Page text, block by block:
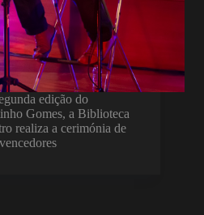
edição do
Gomes, a Biblioteca
realiza a cerimónia de